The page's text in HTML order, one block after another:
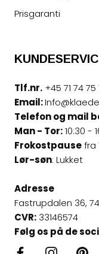
Prisgaranti
Tlf.nr. +45 71 74 75
Email:
Telefon og mail
Man - Tor:10:30 -
Frokostpausefra
Lør-søn: Lukket
Adresse
Fastrupdalen 36,
CVR: 33146574
Følg os på de